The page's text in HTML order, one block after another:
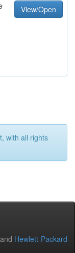
View/Open
with all rights
and Hewlett-Packard -